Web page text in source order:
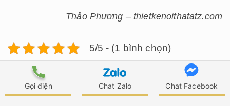
Gọi điện Chat Zalo Chat Facebook
Thảo Phương – thietkenoithatatz.com
5/5 - (1 bình chọn)
KTS Thảo Phương